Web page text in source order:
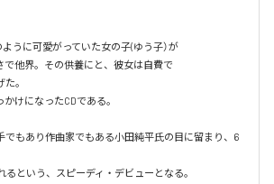
うに可愛がっていた女の子(ゆう子）が
他界。その供養にと、彼女は自費で
。
けになったCDである。
でもあり作曲家でもある小田純平氏の目に留まり、6
るという、スピーディ・デビューとなる。